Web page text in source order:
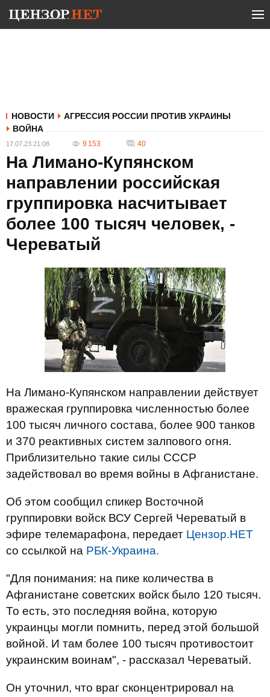
НОВОСТИ
АГРЕССИЯ РОССИИ ПРОТИВ УКРАИНЫ
ВОЙНА
17.07.23 21:08 9 153 40
На Лимано-Купянском
направлении российская
группировка насчитывает
более 100 тысяч человек, -
Череватый
На Лимано-Купянском направлении действует
вражеская группировка численностью более
100 тысяч личного состава, более 900 танков
и 370 реактивных систем залпового огня.
Приблизительно такие силы СССР
задействовал во время войны в Афганистане.
Об этом сообщил спикер Восточной
группировки войск ВСУ Сергей Череватый в
эфире телемарафона, передает Цензор.НЕТ
со ссылкой на РБК-Украина.
"Для понимания: на пике количества в
Афганистане советских войск было 120 тысяч.
То есть, это последняя война, которую
украинцы могли помнить, перед этой большой
войной. И там более 100 тысяч противостоит
украинским воинам", - рассказал Череватый.
Он уточнил, что враг сконцентрировал на